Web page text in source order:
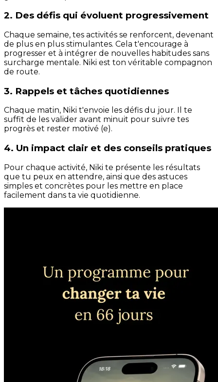
2. Des défis qui évoluent progressivement
Chaque semaine, tes activités se renforcent, devenant
de plus en plus stimulantes. Cela t'encourage à
progresser et à intégrer de nouvelles habitudes sans
surcharge mentale. Niki est ton véritable compagnon
de route.
3. Rappels et tâches quotidiennes
Chaque matin, Niki t'envoie les défis du jour. Il te
suffit de les valider avant minuit pour suivre tes
progrès et rester motivé (e).
4. Un impact clair et des conseils pratiques
Pour chaque activité, Niki te présente les résultats
que tu peux en attendre, ainsi que des astuces
simples et concrètes pour les mettre en place
facilement dans ta vie quotidienne.